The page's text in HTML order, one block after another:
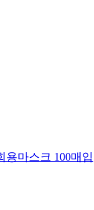
용마스크 100매입